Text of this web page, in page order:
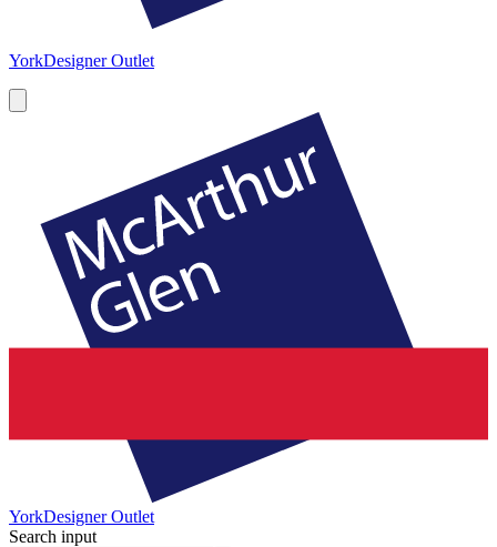
YorkDesigner Outlet
YorkDesigner Outlet
Search input